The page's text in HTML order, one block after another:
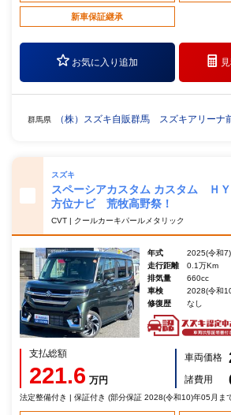
新車保証継承
お気に入り追加
群馬県 （株）スズキ自販群馬 スズキアリーナ
スズキ
スペーシアカスタム カスタム
方位ナビ 荒牧高野祭！
CVT | クールカーキパールメタリック
年式
2025(令和
走行距離
0.1万Km
排気量
660cc
車検
2028(令和
修復歴
なし
支払総額
221.6 万円
車両価格
諸費用
法定整備付き | 保証付き (部分保証 2028(令和10)年05月ま